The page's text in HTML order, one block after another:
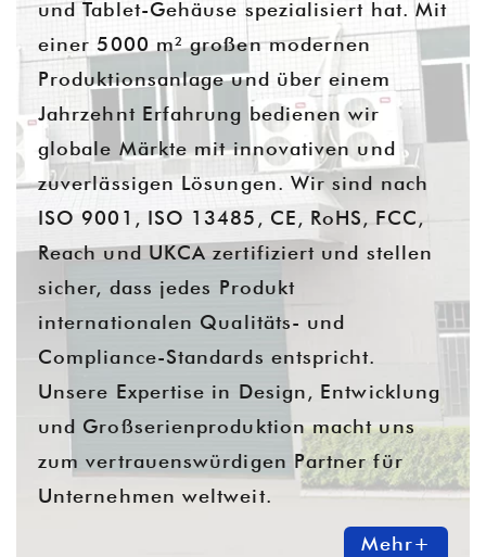
und Tablet-Gehäuse spezialisiert hat. Mit
einer 5000 m² großen modernen
Produktionsanlage und über einem
Jahrzehnt Erfahrung bedienen wir
globale Märkte mit innovativen und
zuverlässigen Lösungen. Wir sind nach
ISO 9001, ISO 13485, CE, RoHS, FCC,
Reach und UKCA zertifiziert und stellen
sicher, dass jedes Produkt
internationalen Qualitäts- und
Compliance-Standards entspricht.
Unsere Expertise in Design, Entwicklung
und Großserienproduktion macht uns
zum vertrauenswürdigen Partner für
Unternehmen weltweit.
Mehr+